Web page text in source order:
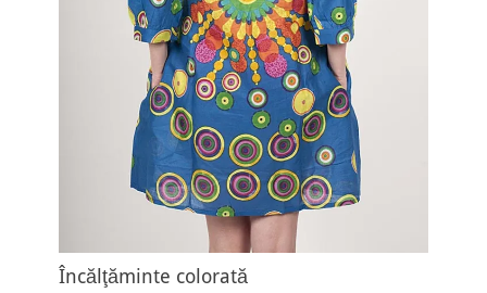
Încălţăminte colorată